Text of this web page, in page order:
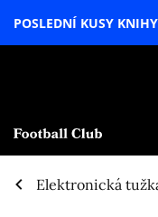
POSLEDNÍ KUSY
Elektronická